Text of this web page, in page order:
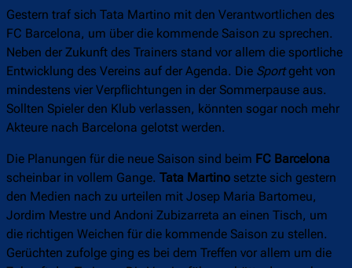
Gestern traf sich Tata Martino mit den Verantwortlichen des
FC Barcelona, um über die kommende Saison zu sprechen.
Neben der Zukunft des Trainers stand vor allem die sportliche
Entwicklung des Vereins auf der Agenda. Die Sportgeht von
mindestens vier Verpflichtungen in der Sommerpause aus.
Sollten Spieler den Klub verlassen, könnten sogar noch mehr
Akteure nach Barcelona gelotst werden.
Die Planungen für die neue Saison sind beim FC Barcelona
scheinbar in vollem Gange. Tata Martino setzte sich gestern
den Medien nach zu urteilen mit Josep Maria Bartomeu,
Jordim Mestre und Andoni Zubizarreta an einen Tisch, um
die richtigen Weichen für die kommende Saison zu stellen.
Gerüchten zufolge ging es bei dem Treffen vor allem um die